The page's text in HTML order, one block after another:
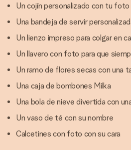
Un cojín personalizado con tu foto
Una bandeja de servir
Un lienzo impreso para colgar en
Un llavero con foto para que
Un ramo de flores secas con una
Una caja de bombones Milka
Una bola de nieve divertida con
Un vaso de té con su nombre
Calcetines con foto con su cara